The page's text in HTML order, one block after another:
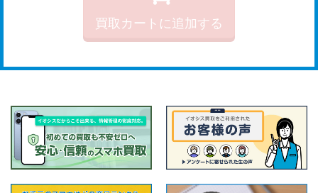
買取カートに追加する